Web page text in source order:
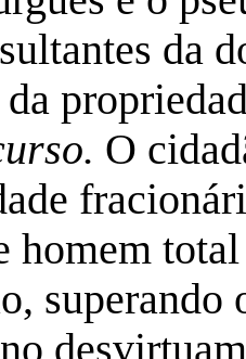
da
O
homem
superando